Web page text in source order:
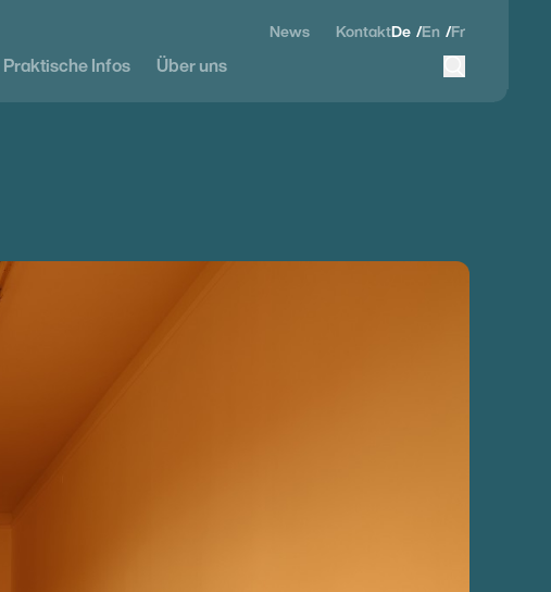
Praktische Infos Über uns
News KontaktDe En Fr